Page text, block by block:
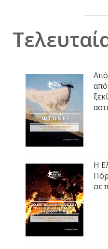
Η
σε